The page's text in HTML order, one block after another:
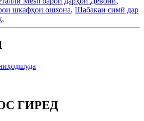
шкафҳои ошхона, Шабакаи симӣ дар
,
ГИРЕД